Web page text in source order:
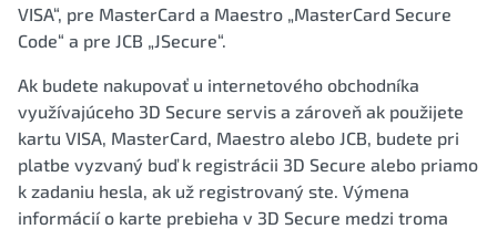
VISA“, pre MasterCard a Maestro „MasterCard Secure
Code“ a pre JCB „JSecure“.
Ak budete nakupovať u internetového obchodníka
využívajúceho 3D Secure servis a zároveň ak použijete
kartu VISA, MasterCard, Maestro alebo JCB, budete pri
platbe vyzvaný buď k registrácii 3D Secure alebo priamo
k zadaniu hesla, ak už registrovaný ste. Výmena
informácií o karte prebieha v 3D Secure medzi troma